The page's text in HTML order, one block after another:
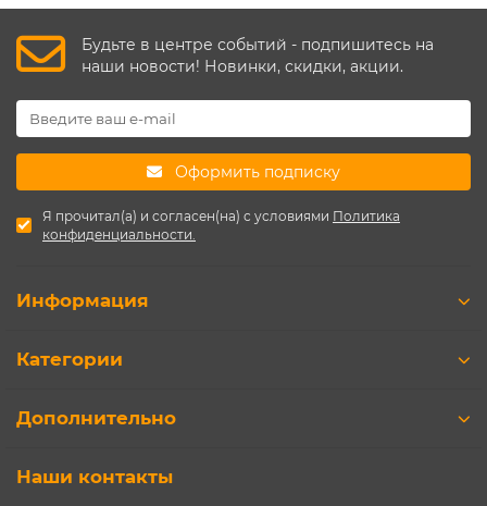
Будьте в центре событий - подпишитесь на
наши новости! Новинки, скидки, акции.
Оформить подписку
Я прочитал(а) и согласен(на) с условиями Политика
конфиденциальности.
Информация
Категории
Дополнительно
Наши контакты